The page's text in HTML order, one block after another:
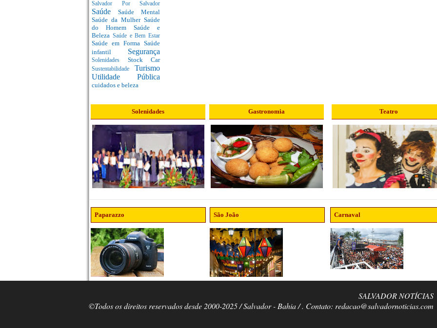
Salvador Por Salvador
Saúde Saúde Mental
Saúde da Mulher Saúde
do Homem Saúde e
Beleza Saúde e Bem Estar
Saúde em Forma Saúde
infantil Segurança
Solenidades Stock Car
Sustentabilidade Turismo
Utilidade Pública
cuidados e beleza
Solenidades Gastronomia Teatro
Paparazzo São João Carnaval
SALVADOR NOTÍCIAS
©Todos os direitos reservados desde 2000-2025 / Salvador - Bahia / . Contato: redacao@salvadornoticias.com